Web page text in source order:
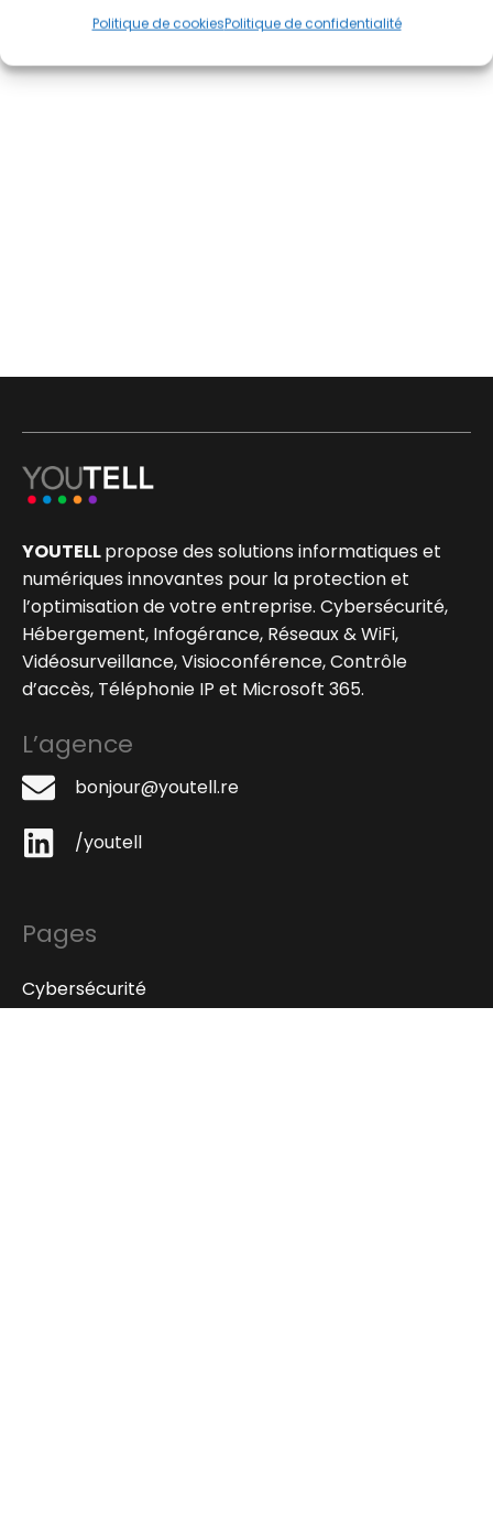
Politique de cookiesPolitique de confidentialité
YOUTELLpropose des solutions informatiques et
numériques innovantes pour la protection et
l’optimisation de votre entreprise. Cybersécurité,
Hébergement, Infogérance, Réseaux & WiFi,
Vidéosurveillance, Visioconférence, Contrôle
d’accès, Téléphonie IP et Microsoft 365.
Pages
Cybersécurité
L’agence
bonjour@youtell.re
/youtell